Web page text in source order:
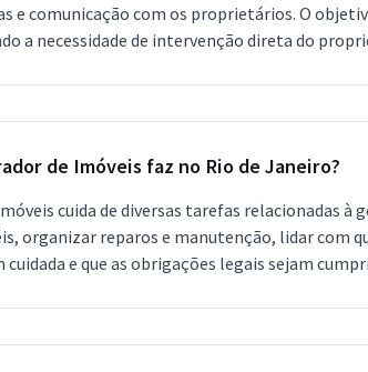
e comunicação com os proprietários. O
a necessidade de intervenção direta do
de Imóveis faz no Rio de Janeiro?
cuida de diversas tarefas relacionadas
organizar reparos e manutenção, lidar com
e que as obrigações legais sejam